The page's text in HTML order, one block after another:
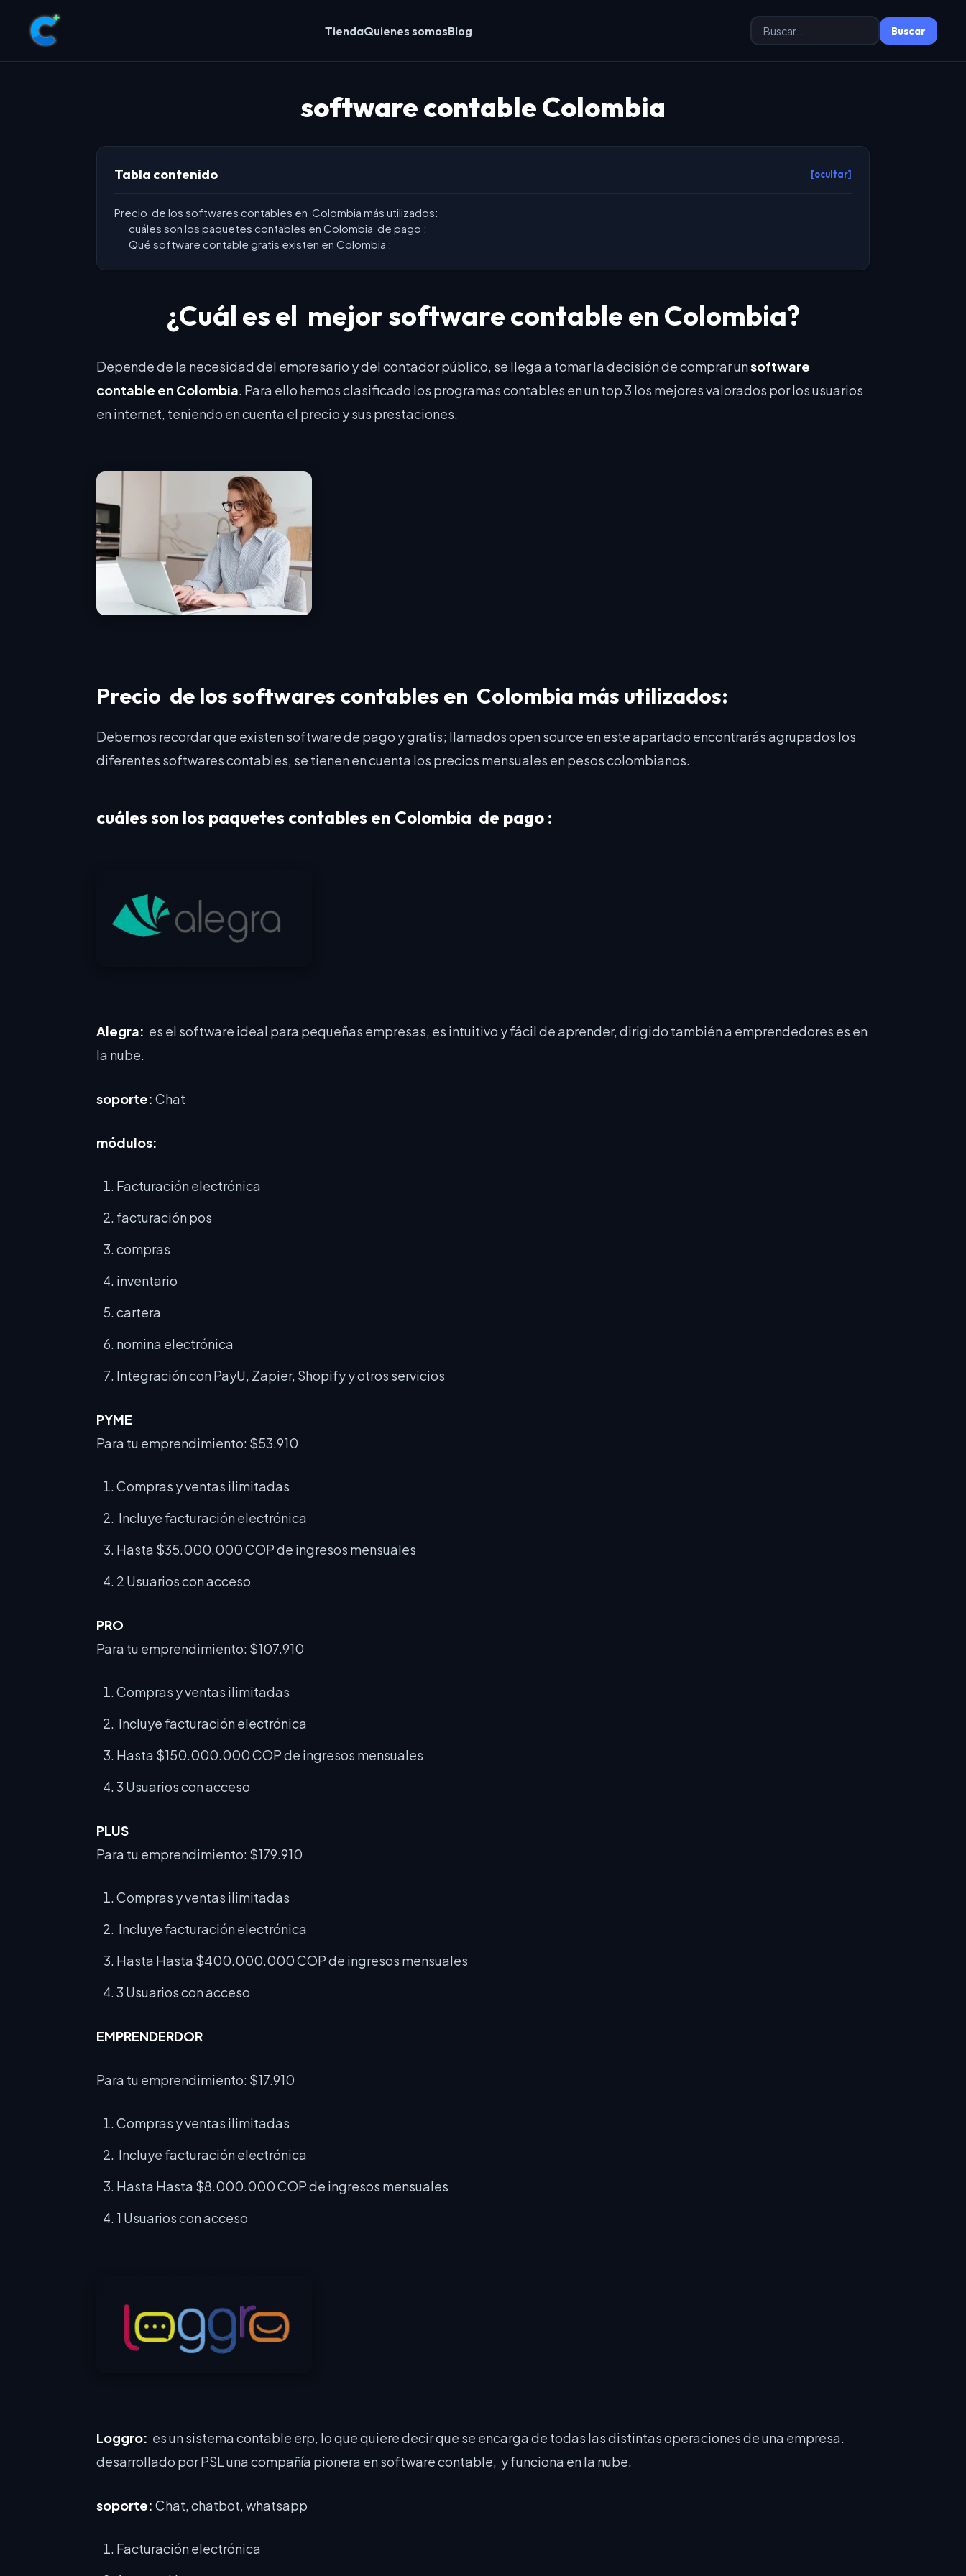
TiendaQuienes somosBlog
Buscar:
software contable Colombia
Tabla contenido [ocultar]
Precio de los softwares contables en Colombia más utilizados:
cuáles son los paquetes contables en Colombia de pago :
Qué software contable gratis existen en Colombia :
¿Cuál es el mejor software contable en Colombia?
Depende de la necesidad del empresario y del contador público, se llega a tomar la decisión de comprar unsoftware
contable en Colombia. Para ello hemos clasificado los programas contables en un top 3 los mejores valorados por los usuarios
en internet, teniendo en cuenta el precio y sus prestaciones.
Precio de los softwares contables en Colombia más utilizados:
Debemos recordar que existen software de pago y gratis; llamados open source en este apartado encontrarás agrupados los
diferentes softwares contables, se tienen en cuenta los precios mensuales en pesos colombianos.
cuáles son los paquetes contables en Colombia de pago :
Alegra: es el software ideal para pequeñas empresas, es intuitivo y fácil de aprender, dirigido también a emprendedores es en
la nube.
soporte: Chat
módulos:
Facturación electrónica
facturación pos
compras
inventario
cartera
nomina electrónica
Integración con PayU, Zapier, Shopify y otros servicios
PYME
Para tu emprendimiento: $53.910
Compras y ventas ilimitadas
Incluye facturación electrónica
Hasta $35.000.000 COP de ingresos mensuales
2 Usuarios con acceso
PRO
Para tu emprendimiento: $107.910
Compras y ventas ilimitadas
Incluye facturación electrónica
Hasta $150.000.000 COP de ingresos mensuales
3 Usuarios con acceso
PLUS
Para tu emprendimiento: $179.910
Compras y ventas ilimitadas
Incluye facturación electrónica
Hasta Hasta $400.000.000 COP de ingresos mensuales
3 Usuarios con acceso
EMPRENDERDOR
Para tu emprendimiento: $17.910
Compras y ventas ilimitadas
Incluye facturación electrónica
Hasta Hasta $8.000.000 COP de ingresos mensuales
1 Usuarios con acceso
Loggro: es un sistema contable erp, lo que quiere decir que se encarga de todas las distintas operaciones de una empresa.
desarrollado por PSL una compañía pionera en software contable, y funciona en la nube.
soporte: Chat, chatbot, whatsapp
Facturación electrónica